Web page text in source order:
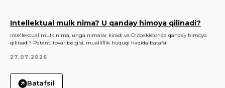
Intellektual mulk nima? U qanday himoya qilinadi?
Intellektual mulk nima, unga nimalar kiradi va O‘zbekistonda qanday himoya
qilinadi? Patent, tovar belgisi, mualliflik huquqi haqida batafsil
27.07.2026
Batafsil